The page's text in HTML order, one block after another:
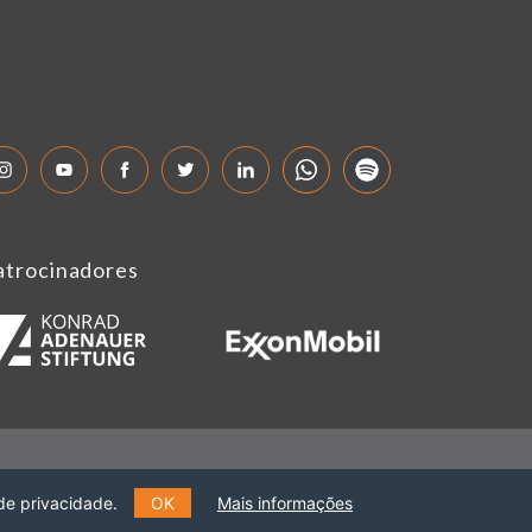
privacidade. OK Mais informações